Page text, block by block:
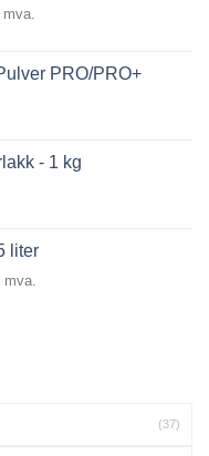
PRO/PRO+
- 1 kg
liter
(37)